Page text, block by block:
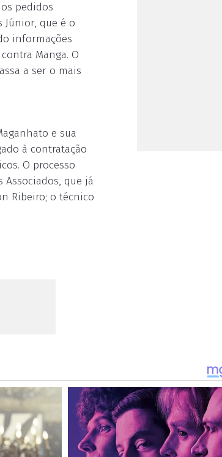
pedidos
Júnior, que é o
informações
Manga. O
a ser o mais
e sua
à contratação
O processo
Associados, que já
Ribeiro; o técnico